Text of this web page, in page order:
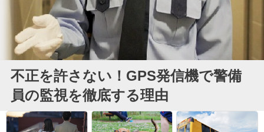
不正を許さない！GPS発信機で警備
員の監視を徹底する理由